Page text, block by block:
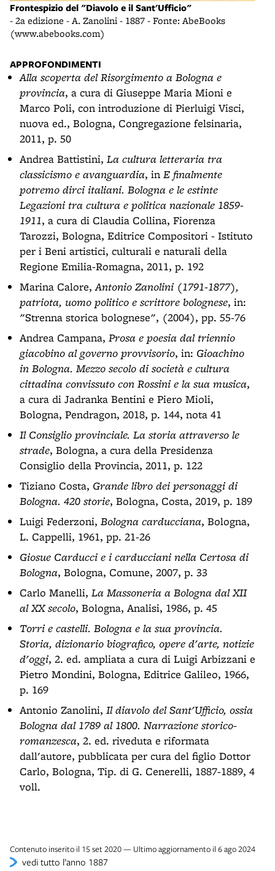
Frontespizio del "Diavolo e il Sant'Ufficio"
- 2a edizione - A. Zanolini - 1887 - Fonte: AbeBooks
(www.abebooks.com)
APPROFONDIMENTI
Alla scoperta del Risorgimento a Bologna e
provincia, a cura di Giuseppe Maria Mioni e
Marco Poli, con introduzione di Pierluigi Visci,
nuova ed., Bologna, Congregazione felsinaria,
2011, p. 50
Andrea Battistini, La cultura letteraria tra
classicismo e avanguardia, in E finalmente
potremo dirci italiani. Bologna e le estinte
Legazioni tra cultura e politica nazionale 1859-
1911, a cura di Claudia Collina, Fiorenza
Tarozzi, Bologna, Editrice Compositori - Istituto
per i Beni artistici, culturali e naturali della
Regione Emilia-Romagna, 2011, p. 192
Marina Calore,Antonio Zanolini (1791-1877),
patriota, uomo politico e scrittore bolognese, in:
"Strenna storica bolognese", (2004), pp. 55-76
Andrea Campana, Prosa e poesia dal triennio
giacobino al governo provvisorio, in: Gioachino
in Bologna. Mezzo secolo di società e cultura
cittadina convissuto con Rossini e la sua musica,
a cura di Jadranka Bentini e Piero Mioli,
Bologna, Pendragon, 2018, p. 144, nota 41
Il Consiglio provinciale. La storia attraverso le
strade, Bologna, a cura della Presidenza
Consiglio della Provincia, 2011, p. 122
Tiziano Costa, Grande libro dei personaggi di
Bologna. 420 storie, Bologna, Costa, 2019, p. 189
Luigi Federzoni, Bologna carducciana, Bologna,
L. Cappelli, 1961, pp. 21-26
Giosue Carducci e i carducciani nella Certosa di
Bologna, Bologna, Comune, 2007, p. 33
Carlo Manelli, La Massoneria a Bologna dal XII
al XX secolo, Bologna, Analisi, 1986, p. 45
Torri e castelli. Bologna e la sua provincia.
Storia, dizionario biografico, opere d'arte, notizie
d'oggi, 2. ed. ampliata a cura di Luigi Arbizzani e
Pietro Mondini, Bologna, Editrice Galileo, 1966,
p. 169
Antonio Zanolini, Il diavolo del Sant'Ufficio, ossia
Bologna dal 1789 al 1800. Narrazione storico-
romanzesca, 2. ed. riveduta e riformata
dall'autore, pubblicata per cura del figlio Dottor
Carlo, Bologna, Tip. di G. Cenerelli, 1887-1889, 4
voll.
Contenuto inserito il 15 set 2020 — Ultimo aggiornamento il 6 ago 2024
vedi tutto l’anno 1887